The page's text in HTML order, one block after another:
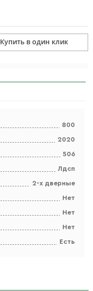
Купить в один клик
800
2020
506
Лдсп
2-х дверные
Нет
Нет
Нет
Есть